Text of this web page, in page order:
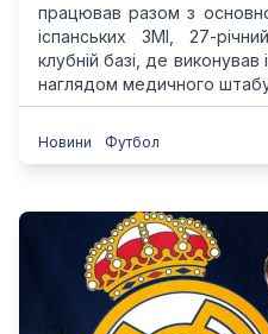
працював разом з
іспанських ЗМІ, 27-
клубній базі, де виконував
наглядом медичного
Новини Футбол